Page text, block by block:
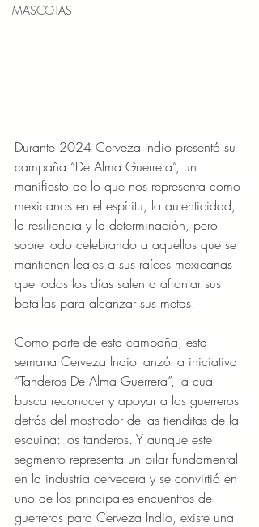
MASCOTAS
Durante 2024 Cerveza Indio presentó su
campaña “De Alma Guerrera”, un
manifiesto de lo que nos representa como
mexicanos en el espíritu, la autenticidad,
la resiliencia y la determinación, pero
sobre todo celebrando a aquellos que se
mantienen leales a sus raíces mexicanas
que todos los días salen a afrontar sus
batallas para alcanzar sus metas.
Como parte de esta campaña, esta
semana Cerveza Indio lanzó la iniciativa
“Tanderos De Alma Guerrera”, la cual
busca reconocer y apoyar a los guerreros
detrás del mostrador de las tienditas de la
esquina: los tanderos. Y aunque este
segmento representa un pilar fundamental
en la industria cervecera y se convirtió en
uno de los principales encuentros de
guerreros para Cerveza Indio, existe una